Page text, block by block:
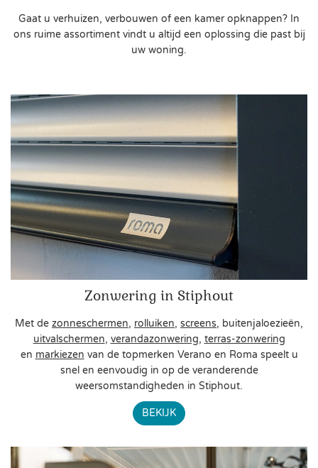
Gaat u verhuizen, verbouwen of een kamer opknappen? In
ons ruime assortiment vindt u altijd een oplossing die past bij
uw woning.
Zonwering in Stiphout
Met de zonneschermen, rolluiken, screens, buitenjaloezieën,
uitvalschermen, verandazonwering, terras-zonwering
en markiezen van de topmerken Verano en Roma speelt u
snel en eenvoudig in op de veranderende
weersomstandigheden in Stiphout.
BEKIJK